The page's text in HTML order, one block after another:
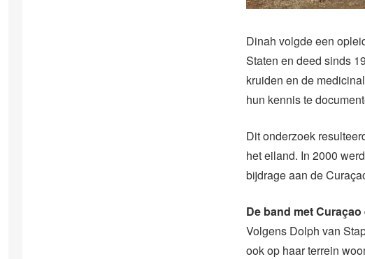
Dinah volgde een
Staten en deed sinds
kruiden en de
hun kennis te
Dit onderzoek
het eiland. In 2000
bijdrage aan de
De band met
Volgens Dolph van
ook op haar terrein